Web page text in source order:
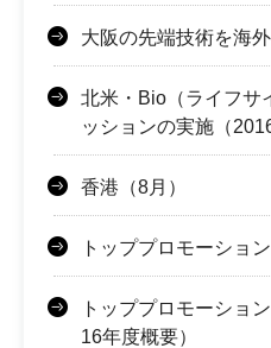
大阪の先端技術を海
北米・Bio（ライフサ
ッションの実施（
香港（8月）
トッププロモーショ
トッププロモーショ
16年度概要）